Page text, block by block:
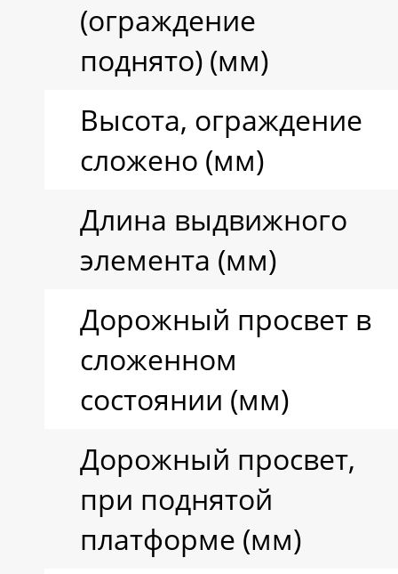
(ограждение
поднято) (мм)
Высота, ограждение
сложено (мм)
Длина выдвижного
элемента (мм)
Дорожный просвет в
сложенном
состоянии (мм)
Дорожный просвет,
при поднятой
платформе (мм)